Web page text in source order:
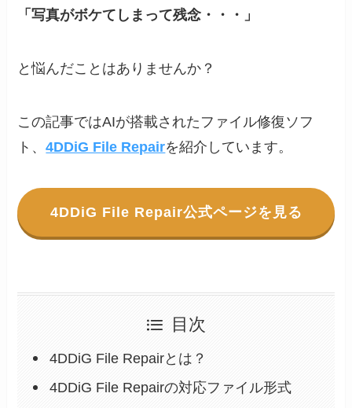
「写真がボケてしまって残念・・・」
と悩んだことはありませんか？
この記事ではAIが搭載されたファイル修復ソフ
ト、4DDiG File Repairを紹介しています。
4DDiG File Repair公式ページを見る
目次
4DDiG File Repairとは？
4DDiG File Repairの対応ファイル形式